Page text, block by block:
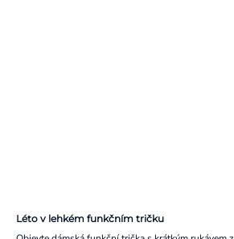
Léto v lehkém funkčním tričku